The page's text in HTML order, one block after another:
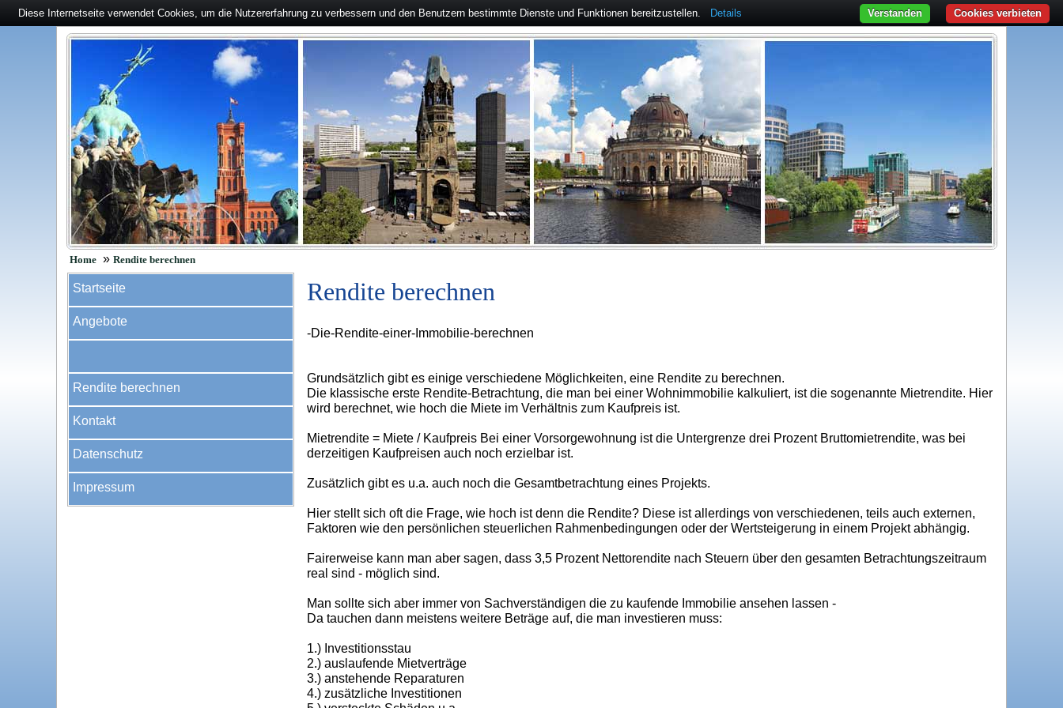
Home » Rendite berechnen
Startseite
Angebote
Rendite berechnen
Kontakt
Datenschutz
Impressum
Rendite berechnen
-Die-Rendite-einer-Immobilie-berechnen
Grundsätzlich gibt es einige verschiedene Möglichkeiten, eine Rendite zu berechnen.
Die klassische erste Rendite-Betrachtung, die man bei einer Wohnimmobilie kalkuliert, ist die sogenannte Mietrendite. Hier
wird berechnet, wie hoch die Miete im Verhältnis zum Kaufpreis ist.
Mietrendite = Miete / Kaufpreis Bei einer Vorsorgewohnung ist die Untergrenze drei Prozent Bruttomietrendite, was bei
derzeitigen Kaufpreisen auch noch erzielbar ist.
Zusätzlich gibt es u.a. auch noch die Gesamtbetrachtung eines Projekts.
Hier stellt sich oft die Frage, wie hoch ist denn die Rendite? Diese ist allerdings von verschiedenen, teils auch externen,
Faktoren wie den persönlichen steuerlichen Rahmenbedingungen oder der Wertsteigerung in einem Projekt abhängig.
Fairerweise kann man aber sagen, dass 3,5 Prozent Nettorendite nach Steuern über den gesamten Betrachtungszeitraum
real sind - möglich sind.
Man sollte sich aber immer von Sachverständigen die zu kaufende Immobilie ansehen lassen -
Da tauchen dann meistens weitere Beträge auf, die man investieren muss:
1.) Investitionsstau
2.) auslaufende Mietverträge
3.) anstehende Reparaturen
4.) zusätzliche Investitionen
Diese Internetseite verwendet Cookies, um die Nutzererfahrung zu verbessern und den Benutzern bestimmte Dienste und Funktionen bereitzustellen. Details Cookies verbieten
Verstanden